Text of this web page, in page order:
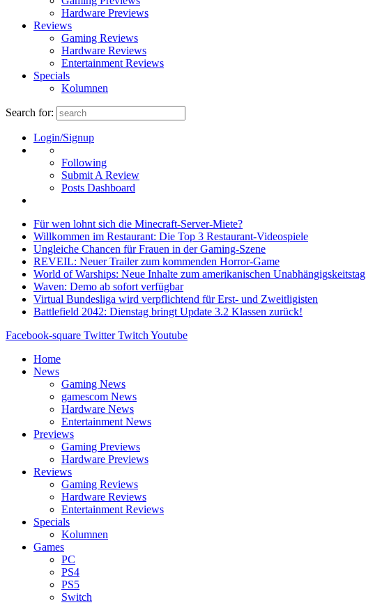
Hardware Previews
Reviews
Gaming Reviews
Hardware Reviews
Entertainment Reviews
Specials
Kolumnen
Search for:
Login/Signup
Following
Submit A Review
Posts Dashboard
Für wen lohnt sich die Minecraft-Server-Miete?
Willkommen im Restaurant: Die Top 3 Restaurant-Videospiele
Ungleiche Chancen für Frauen in der Gaming-Szene
REVEIL: Neuer Trailer zum kommenden Horror-Game
World of Warships: Neue Inhalte zum amerikanischen Unabhängigskeitstag
Waven: Demo ab sofort verfügbar
Virtual Bundesliga wird verpflichtend für Erst- und Zweitligisten
Battlefield 2042: Dienstag bringt Update 3.2 Klassen zurück!
Facebook-square Twitter Twitch Youtube
Home
News
Gaming News
gamescom News
Hardware News
Entertainment News
Previews
Gaming Previews
Hardware Previews
Reviews
Gaming Reviews
Hardware Reviews
Entertainment Reviews
Specials
Kolumnen
Games
PC
PS4
PS5
Switch